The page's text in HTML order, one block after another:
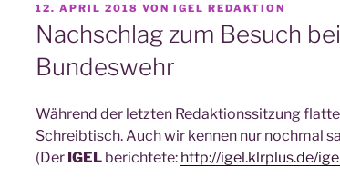
VERÖFFENTLICHT
AM
12. APRIL 2018 VON IGEL REDAKTION
Nachschlag zum Besuch
Bundeswehr
Wäh­rend der letz­ten Redak­ti­ons­sit­zung
Schreib­tisch. Auch wir ken­nen nur noch­mal
(Der IGEL berich­te­te: http://igel.klrplus.de/